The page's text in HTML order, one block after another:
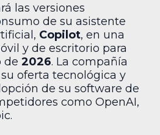
las versiones
de su asistente
Copilot, en una
y de escritorio para
de 2026. La compañía
oferta tecnológica y
de su software de
como OpenAI,